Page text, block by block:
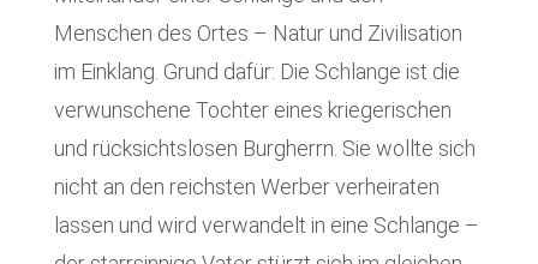
Menschen des Ortes – Natur und Zivilisation
im Einklang. Grund dafür: Die Schlange ist die
verwunschene Tochter eines kriegerischen
und rücksichtslosen Burgherrn. Sie wollte sich
nicht an den reichsten Werber verheiraten
lassen und wird verwandelt in eine Schlange –